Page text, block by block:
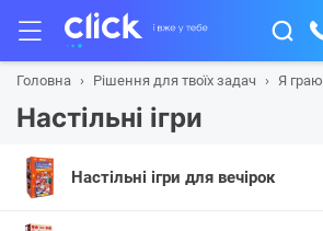
Головна Рішення для твоїх задач Я граю
Настільні ігри
Настільні ігри для вечірок